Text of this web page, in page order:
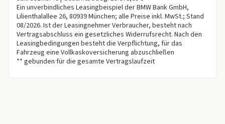
Ein unverbindliches Leasingbeispiel der BMW Bank GmbH,
Lilienthalallee 26, 80939 München; alle Preise inkl. MwSt.; Stand
08/2026. Ist der Leasingnehmer Verbraucher, besteht nach
Vertragsabschluss ein gesetzliches Widerrufsrecht. Nach den
Leasingbedingungen besteht die Verpflichtung, für das
Fahrzeug eine Vollkaskoversicherung abzuschließen
** gebunden für die gesamte Vertragslaufzeit